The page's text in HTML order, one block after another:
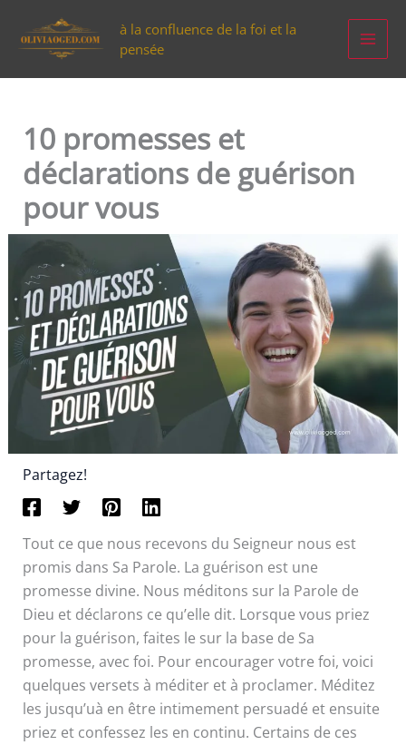
contenu
à la confluence de la foi et la
pensée
10 promesses et
déclarations de guérison
pour vous
Partagez!
Tout ce que nous recevons du Seigneur nous est
promis dans Sa Parole. La guérison est une
promesse divine. Nous méditons sur la Parole de
Dieu et déclarons ce qu’elle dit. Lorsque vous priez
pour la guérison, faites le sur la base de Sa
promesse, avec foi. Pour encourager votre foi, voici
quelques versets à méditer et à proclamer. Méditez
les jusqu’uà en être intimement persuadé et ensuite
priez et confessez les en continu. Certains de ces